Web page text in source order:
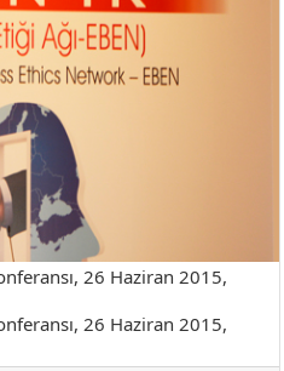
26 Haziran 2015,
26 Haziran 2015,